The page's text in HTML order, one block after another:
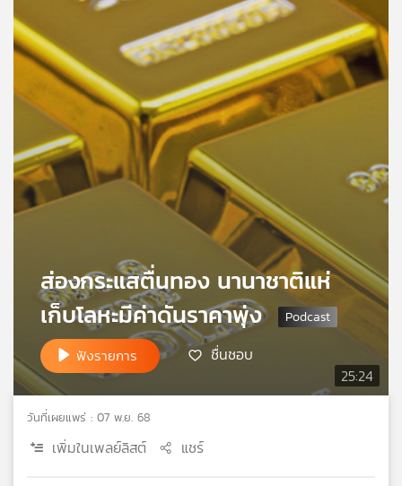
บทความ
ข่าว
กิจกรรม
เกี่ยว
เครือ
ไทย
พี
25:24
ส่องกระแสตื่นทอง นานาชาติแห่
เก็บโลหะมีค่าดันราคาพุ่ง
ฟังรายการ ชื่นชอบ
วันที่เผยแพร่ : 07 พ.ย. 68
เพิ่มในเพลย์ลิสต์ แชร์